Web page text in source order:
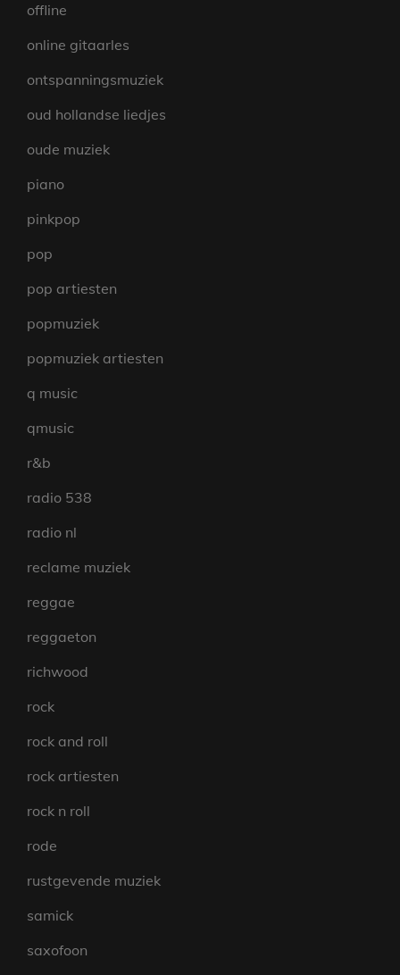
offline
online gitaarles
ontspanningsmuziek
oud hollandse liedjes
oude muziek
piano
pinkpop
pop
pop artiesten
popmuziek
popmuziek artiesten
q music
qmusic
r&b
radio 538
radio nl
reclame muziek
reggae
reggaeton
richwood
rock
rock and roll
rock artiesten
rock n roll
rode
rustgevende muziek
samick
saxofoon